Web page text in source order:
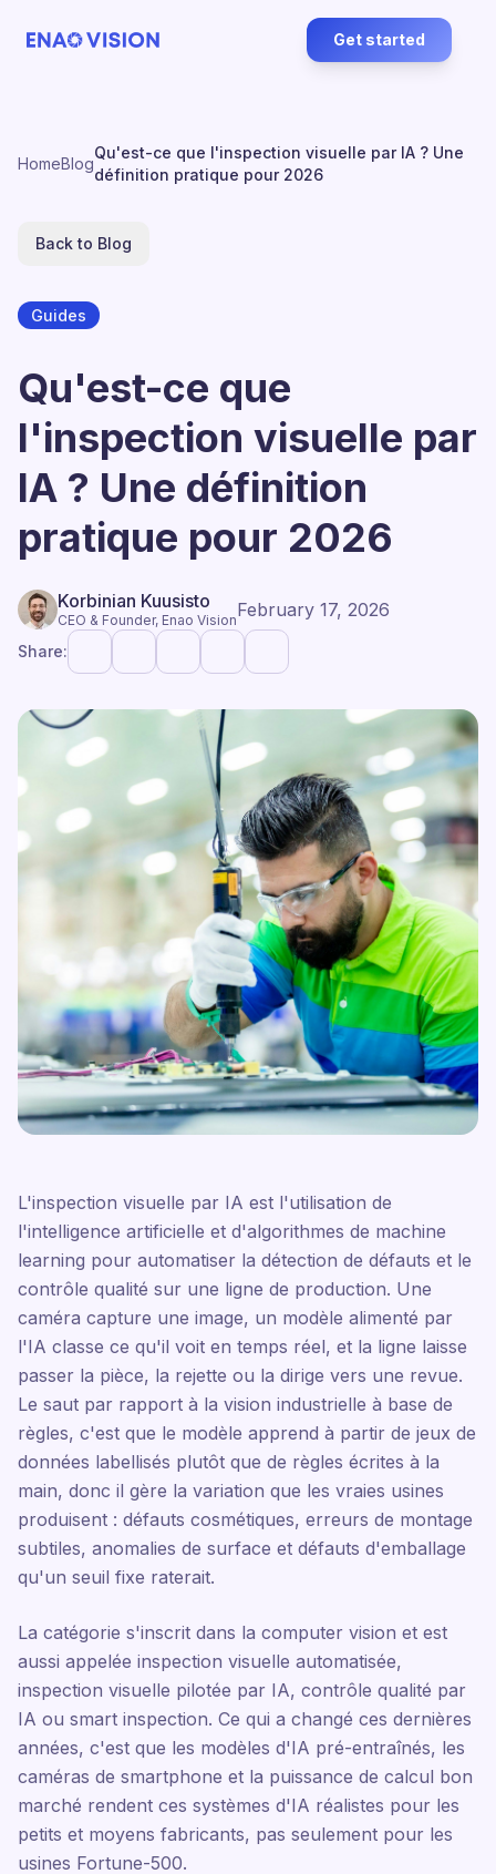
Get started
HomeBlog
Qu'est-ce que l'inspection visuelle par IA ? Une
définition pratique pour 2026
Back to Blog
Guides
Qu'est-ce que
l'inspection visuelle par
IA ? Une définition
pratique pour 2026
Korbinian Kuusisto
CEO & Founder, Enao VisionFebruary 17, 2026
Share:
L'inspection visuelle par IA est l'utilisation de
l'intelligence artificielle et d'algorithmes de machine
learning pour automatiser la détection de défauts et le
contrôle qualité sur une ligne de production. Une
caméra capture une image, un modèle alimenté par
l'IA classe ce qu'il voit en temps réel, et la ligne laisse
passer la pièce, la rejette ou la dirige vers une revue.
Le saut par rapport à la vision industrielle à base de
règles, c'est que le modèle apprend à partir de jeux de
données labellisés plutôt que de règles écrites à la
main, donc il gère la variation que les vraies usines
produisent : défauts cosmétiques, erreurs de montage
subtiles, anomalies de surface et défauts d'emballage
qu'un seuil fixe raterait.
La catégorie s'inscrit dans la computer vision et est
aussi appelée inspection visuelle automatisée,
inspection visuelle pilotée par IA, contrôle qualité par
IA ou smart inspection. Ce qui a changé ces dernières
années, c'est que les modèles d'IA pré-entraînés, les
caméras de smartphone et la puissance de calcul bon
marché rendent ces systèmes d'IA réalistes pour les
petits et moyens fabricants, pas seulement pour les
usines Fortune-500.